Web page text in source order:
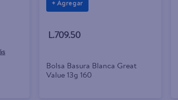
+ Agregar
L.709.50
Bolsa Basura Blanca Great
Value 13g 160